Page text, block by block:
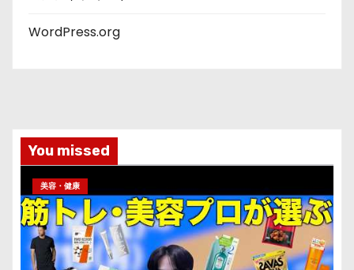
WordPress.org
You missed
美容・健康